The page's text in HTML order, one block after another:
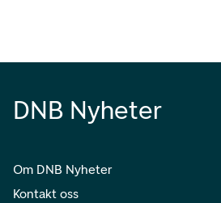
DNB Nyheter
Om DNB Nyheter
Kontakt oss